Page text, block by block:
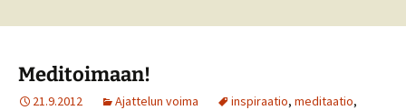
Meditoimaan!
21.9.2012 Ajattelun voima inspiraatio, meditaatio,